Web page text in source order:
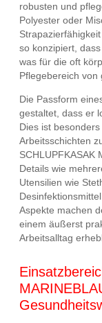
robusten und
Polyester oder
so konzipiert,
was für die oft
Pflegebereich von
Die Passform
gestaltet, dass er
Dies ist
Arbeitsschichten
SCHLUPFKASAK
Details wie
Utensilien wie
Aspekte machen
einem äußerst
Arbeitsalltag